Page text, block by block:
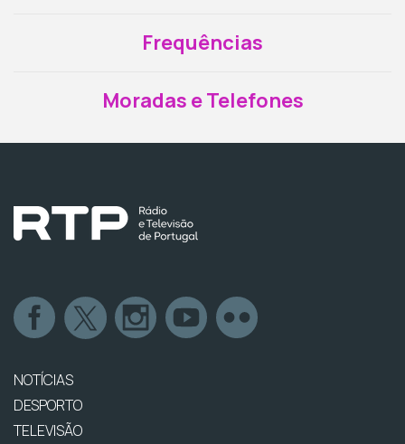
Frequências
Moradas e Telefones
NOTÍCIAS
DESPORTO
TELEVISÃO